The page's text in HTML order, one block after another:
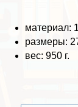
материал:
размеры:
вес: 950 г.